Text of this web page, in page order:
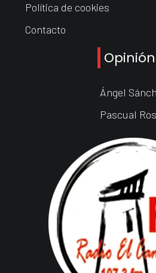
Política de cookies
Contacto
Opinión
Ángel
Pascual